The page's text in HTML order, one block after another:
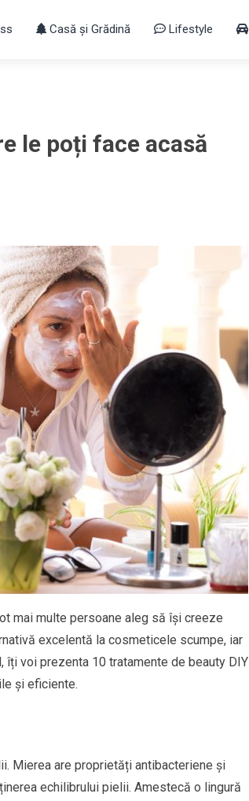
Casă și Grădină Lifestyle
le poți face acasă
mai multe persoane aleg să își creeze
excelentă la cosmeticele scumpe, iar
îți voi prezenta 10 tratamente de beauty DIY
și eficiente.
Mierea are proprietăți antibacteriene și
echilibrului pielii. Amestecă o lingură